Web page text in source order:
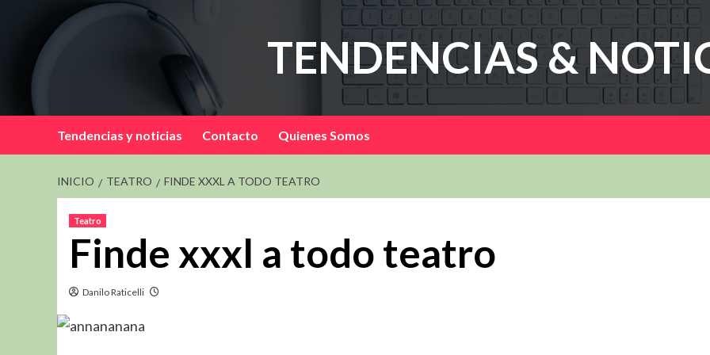
contenido
TENDENCIAS &
Tendencias y noticias Contacto Quienes Somos
INICIO TEATRO FINDE XXXL A TODO TEATRO
Teatro
Finde xxxl a todo teatro
Danilo Raticelli